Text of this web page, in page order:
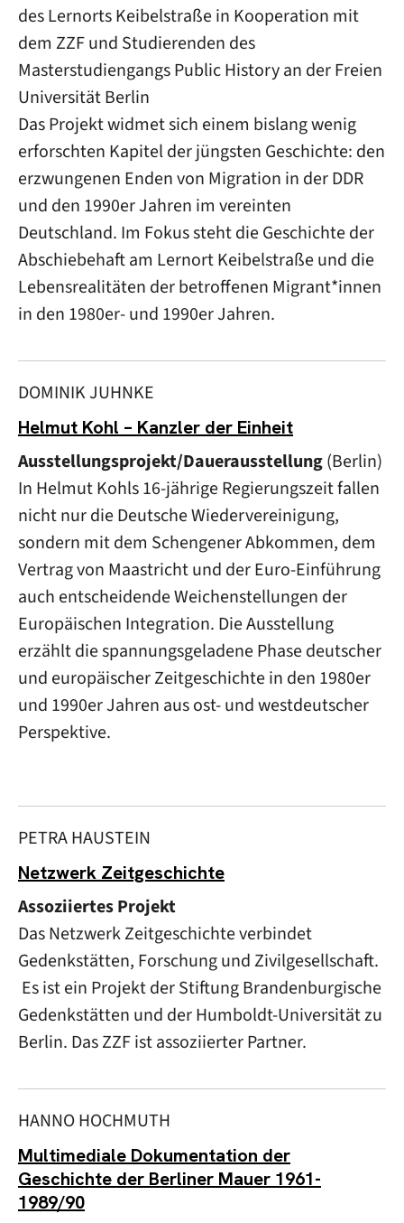
des Lernorts Keibelstraße in Kooperation mit
dem ZZF und Studierenden des
Masterstudiengangs Public History an der Freien
Universität Berlin
Das Projekt widmet sich einem bislang wenig
erforschten Kapitel der jüngsten Geschichte: den
erzwungenen Enden von Migration in der DDR
und den 1990er Jahren im vereinten
Deutschland. Im Fokus steht die Geschichte der
Abschiebehaft am Lernort Keibelstraße und die
Lebensrealitäten der betroffenen Migrant*innen
in den 1980er- und 1990er Jahren.
DOMINIK JUHNKE
Helmut Kohl – Kanzler der Einheit
Ausstellungsprojekt/Dauerausstellung(Berlin)
In Helmut Kohls 16-jährige Regierungszeit fallen
nicht nur die Deutsche Wiedervereinigung,
sondern mit dem Schengener Abkommen, dem
Vertrag von Maastricht und der Euro-Einführung
auch entscheidende Weichenstellungen der
Europäischen Integration. Die Ausstellung
erzählt die spannungsgeladene Phase deutscher
und europäischer Zeitgeschichte in den 1980er
und 1990er Jahren aus ost- und westdeutscher
Perspektive.
PETRA HAUSTEIN
Netzwerk Zeitgeschichte
Assoziiertes Projekt
Das Netzwerk Zeitgeschichte verbindet
Gedenkstätten, Forschung und Zivilgesellschaft.
Es ist ein Projekt der Stiftung Brandenburgische
Gedenkstätten und der Humboldt-Universität zu
Berlin. Das ZZF ist assoziierter Partner.
HANNO HOCHMUTH
Multimediale Dokumentation der
Geschichte der Berliner Mauer 1961-
1989/90